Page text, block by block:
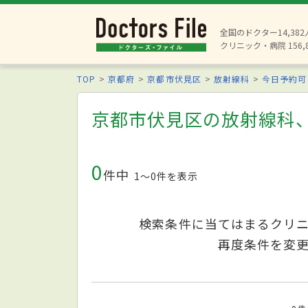
全国のドクター14,382
クリニック・病院
TOP 京都府 京都市伏見区 放射線科 今日予約可
京都市伏見区の放射線科
0件中 1〜0件を表示
検索条件に当てはまるクリ
再度条件を変